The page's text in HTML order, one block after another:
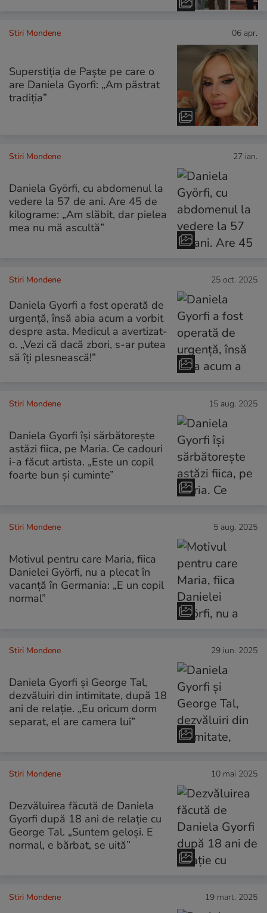
Stiri Mondene 06 apr.
Superstiția de Paște pe care o
are Daniela Gyorfi: „Am păstrat
tradiția”
Stiri Mondene 27 ian.
Daniela Györfi, cu abdomenul la
vedere la 57 de ani. Are 45 de
kilograme: „Am slăbit, dar pielea
mea nu mă ascultă”
Stiri Mondene 25 oct. 2025
Daniela Gyorfi a fost operată de
urgență, însă abia acum a vorbit
despre asta. Medicul a avertizat-
o. „Vezi că dacă zbori, s-ar putea
să îți plesnească!”
Stiri Mondene 15 aug. 2025
Daniela Gyorfi își sărbătorește
astăzi fiica, pe Maria. Ce cadouri
i-a făcut artista. „Este un copil
foarte bun și cuminte”
Stiri Mondene 5 aug. 2025
Motivul pentru care Maria, fiica
Danielei Györfi, nu a plecat în
vacanță în Germania: „E un copil
normal”
Stiri Mondene 29 iun. 2025
Daniela Gyorfi și George Tal,
dezvăluiri din intimitate, după 18
ani de relație. „Eu oricum dorm
separat, el are camera lui”
Stiri Mondene 10 mai 2025
Dezvăluirea făcută de Daniela
Gyorfi după 18 ani de relație cu
George Tal. „Suntem geloși. E
normal, e bărbat, se uită”
Stiri Mondene 19 mart. 2025